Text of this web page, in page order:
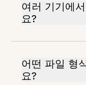
여러 기기에
요?
어떤 파일 형
요?